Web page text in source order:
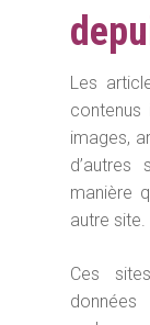
Les
contenus
images,
manière
autre site.
Ces